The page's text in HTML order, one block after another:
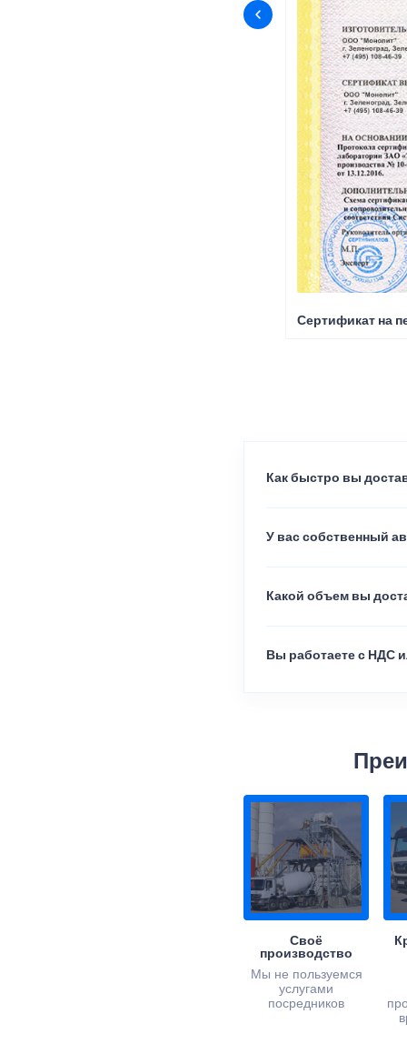
Сертификат на
Как быстро вы
У вас собственный
Какой объем вы
Вы работаете с НДС
Своё
производство
Мы не пользуемся
услугами
посредников